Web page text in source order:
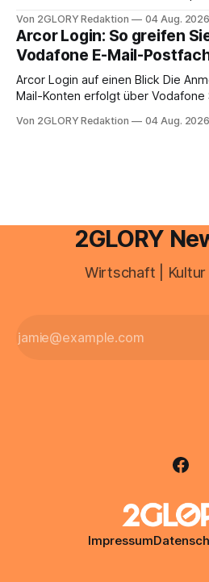
abwesenheiten und die gesamte
Ihr personal digital zu organisieren.
erfahren Sie alles, was Sie für
brauchen, von der Registrierung
Von 2GLORY Redaktion 04 Aug. 2026
Arcor Login: So greifen
Vodafone E-Mail-
Arcor Login auf einen Blick Die Anmeldung für alte Arcor-E-
Mail-Konten erfolgt über Vodafone
besitzt, loggt sich heute über das
Von 2GLORY Redaktion 04 Aug. 2026
2GLORY
Wirtschaft |
Impressum